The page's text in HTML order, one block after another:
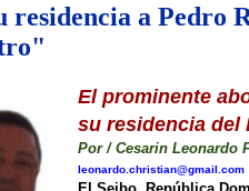
residencia a Pedro
El prominente
su residencia del
Por / Cesarin Leonardo
leonardo.christian@gmail.com